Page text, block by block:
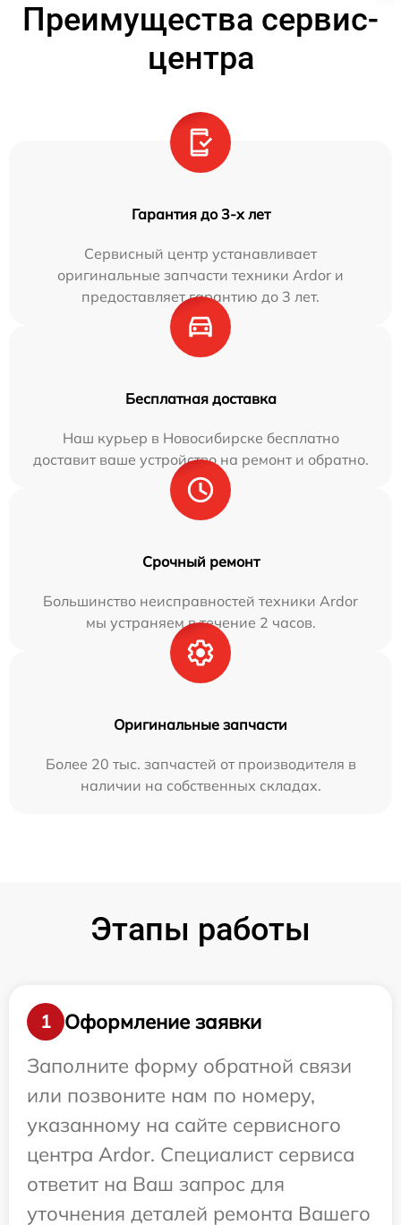
Преимущества сервис-
центра
Гарантия до 3-х лет
Сервисный центр устанавливает
оригинальные запчасти техники Ardor и
предоставляет гарантию до 3 лет.
Бесплатная доставка
Наш курьер в Новосибирске бесплатно
доставит ваше устройство на ремонт и обратно.
Срочный ремонт
Большинство неисправностей техники Ardor
мы устраняем в течение 2 часов.
Оригинальные запчасти
Более 20 тыс. запчастей от производителя в
наличии на собственных складах.
Этапы работы
1
Оформление заявки
Заполните форму обратной связи
или позвоните нам по номеру,
указанному на сайте сервисного
центра Ardor. Специалист сервиса
ответит на Ваш запрос для
уточнения деталей ремонта Вашего